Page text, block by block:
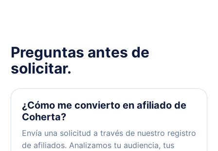
Preguntas antes de
solicitar.
¿Cómo me convierto en afiliado de
Coherta?
Envía una solicitud a través de nuestro registro
de afiliados. Analizamos tu audiencia, tus